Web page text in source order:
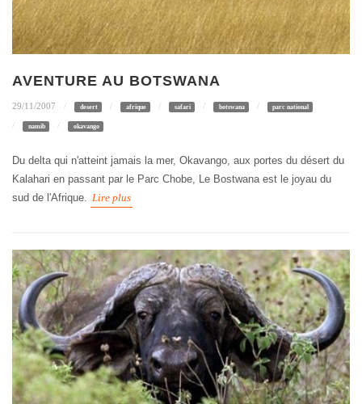
AVENTURE AU BOTSWANA
29/11/2007 desert afrique safari botswana parc national
namib okavango
Du delta qui n'atteint jamais la mer, Okavango, aux portes du désert du
Kalahari en passant par le Parc Chobe, Le Bostwana est le joyau du
sud de l'Afrique.
Lire plus